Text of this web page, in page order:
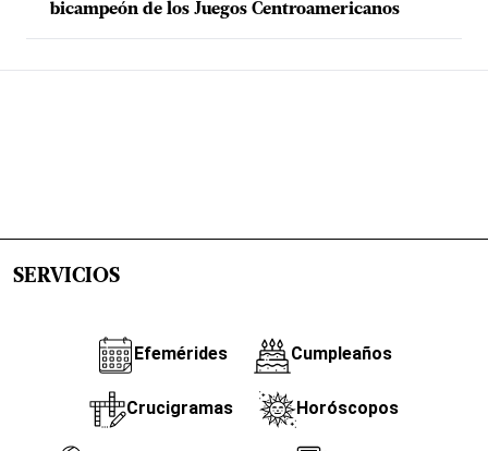
bicampeón de los Juegos Centroamericanos
SERVICIOS
Efemérides Cumpleaños
Crucigramas Horóscopos